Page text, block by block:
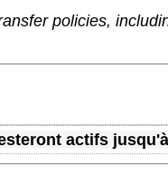
policies,
actifs